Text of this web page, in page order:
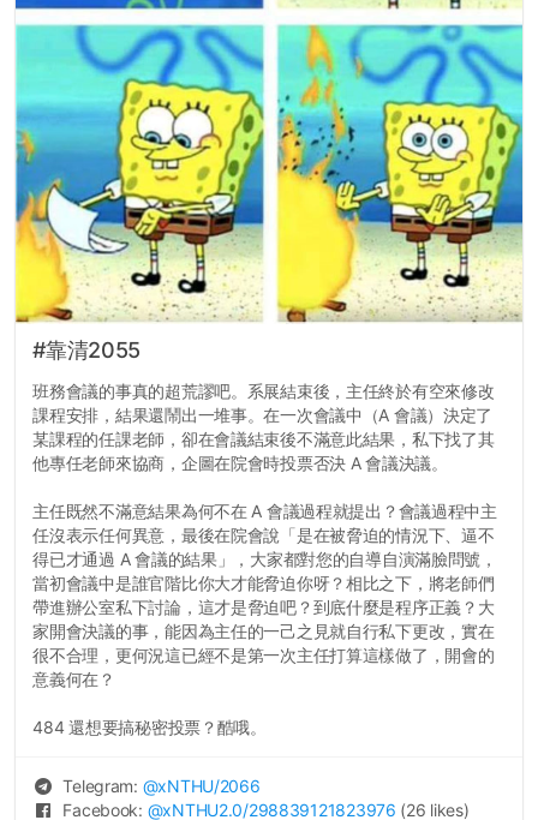
#靠清2055
班務會議的事真的超荒謬吧。系展結束後，主任終於有空來修改
課程安排，結果還鬧出一堆事。在一次會議中（A 會議）決定了
某課程的任課老師，卻在會議結束後不滿意此結果，私下找了其
他專任老師來協商，企圖在院會時投票否決 A 會議決議。
主任既然不滿意結果為何不在 A 會議過程就提出？會議過程中主
任沒表示任何異意，最後在院會說「是在被脅迫的情況下、逼不
得已才通過 A 會議的結果」，大家都對您的自導自演滿臉問號，
當初會議中是誰官階比你大才能脅迫你呀？相比之下，將老師們
帶進辦公室私下討論，這才是脅迫吧？到底什麼是程序正義？大
家開會決議的事，能因為主任的一己之見就自行私下更改，實在
很不合理，更何況這已經不是第一次主任打算這樣做了，開會的
意義何在？
484 還想要搞秘密投票？酷哦。
Telegram: @xNTHU/2066
Facebook: @xNTHU2.0/298839121823976 (26 likes)